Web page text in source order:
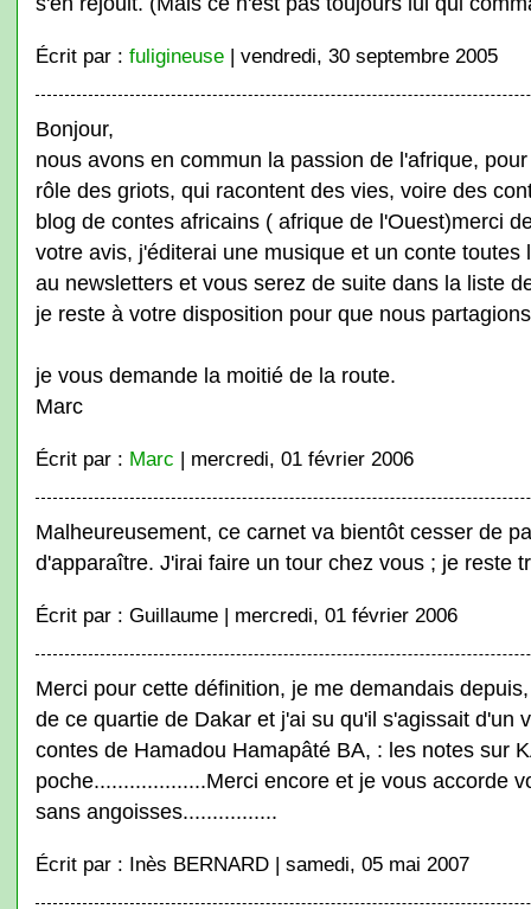
Écrit par : fuligineuse| vendredi, 30 septembre 2005
Bonjour,
nous avons en commun la passion de l'afrique,
rôle des griots, qui racontent des vies, voire des
blog de contes africains ( afrique de l'Ouest)merci
votre avis, j'éditerai une musique et un conte toutes
au newsletters et vous serez de suite dans la liste
je reste à votre disposition pour que nous
je vous demande la moitié de la route.
Marc
Écrit par : Marc | mercredi, 01 février 2006
Malheureusement, ce carnet va bientôt cesser de
d'apparaître. J'irai faire un tour chez vous ; je reste
Écrit par : Guillaume | mercredi, 01 février 2006
Merci pour cette définition, je me demandais
de ce quartie de Dakar et j'ai su qu'il s'agissait d'un
contes de Hamadou Hamapâté BA, : les notes sur
poche...................Merci encore et je vous accorde
sans angoisses................
Écrit par : Inès BERNARD | samedi, 05 mai 2007